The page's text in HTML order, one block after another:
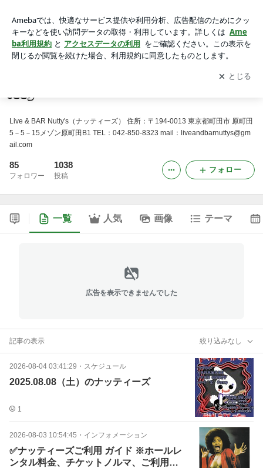
アプリをダウンロードして ブログの更新通知
を受け取りまし
ょう。
開く
Live & BAR Nutty's（ナッティーズ） 住所：〒194-0013 東京都町田市 原町田
5－5－15メゾン原町田B1 TEL：042-850-8323 mail：liveandbarnuttys@gm
ail.com
85
フォロワー
1038
投稿
フォロー
一覧 人気 画像 テーマ
広告を表示できませんでした
記事の表示 絞り込みなし
2026-08-04 03:41:29 ・ スケジュール
2025.08.08（土）のナッティーズ
1
2026-08-03 10:54:45 ・ インフォメーション
✅ナッティーズご利用 ガイド ※ホールレ
ンタル料金、チケットノルマ、ご利用形